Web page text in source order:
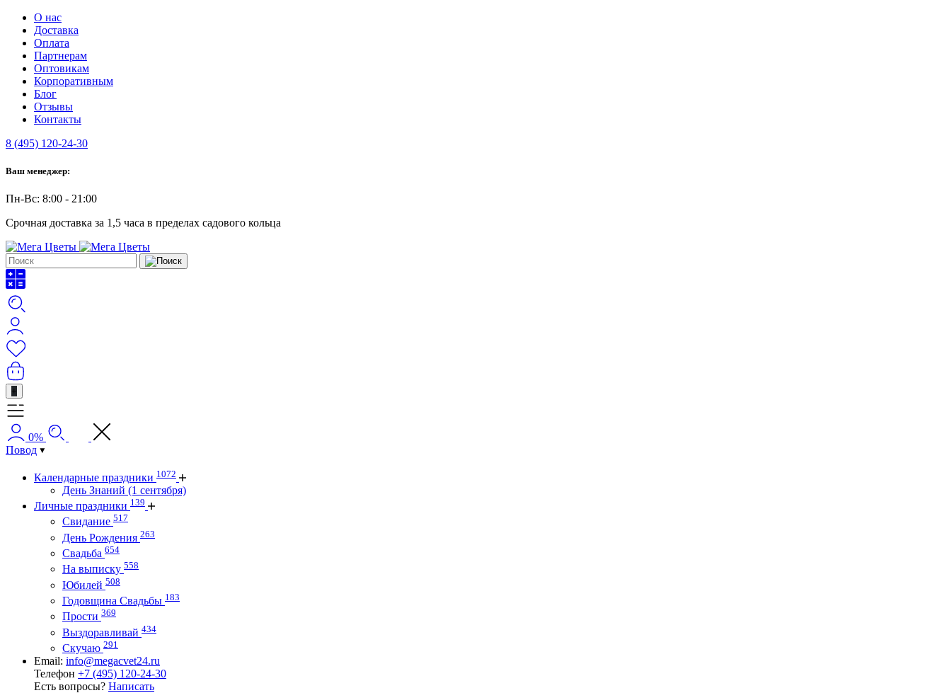
О нас
Доставка
Оплата
Партнерам
Оптовикам
Корпоративным
Блог
Отзывы
Контакты
8 (495) 120-24-30
Ваш менеджер:
Пн-Вс: 8:00 - 21:00
Срочная доставка за 1,5 часа в пределах садового кольца
+
0%
Повод
Календарные праздники 1072
День Знаний (1 сентября)
Личные праздники 139
Свидание 517
День Рождения 263
Свадьба 654
На выписку 558
Юбилей 508
Годовщина Свадьбы 183
Прости 369
Выздоравливай 434
Скучаю 291
Email: info@megacvet24.ru
Телефон +7 (495) 120-24-30
Есть вопросы? Написать